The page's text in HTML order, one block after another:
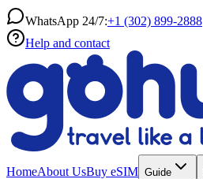
WhatsApp 24/7:+1 (302) 899-2888
Help and contact
HomeAbout UsBuy eSIM Guide